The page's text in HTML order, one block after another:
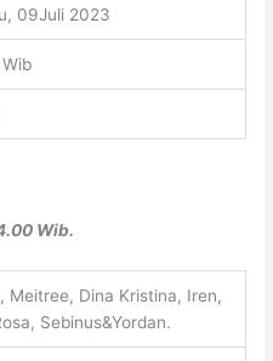
09Juli 2023
Wib.
Meitree, Dina Kristina, Iren,
Sebinus&Yordan.